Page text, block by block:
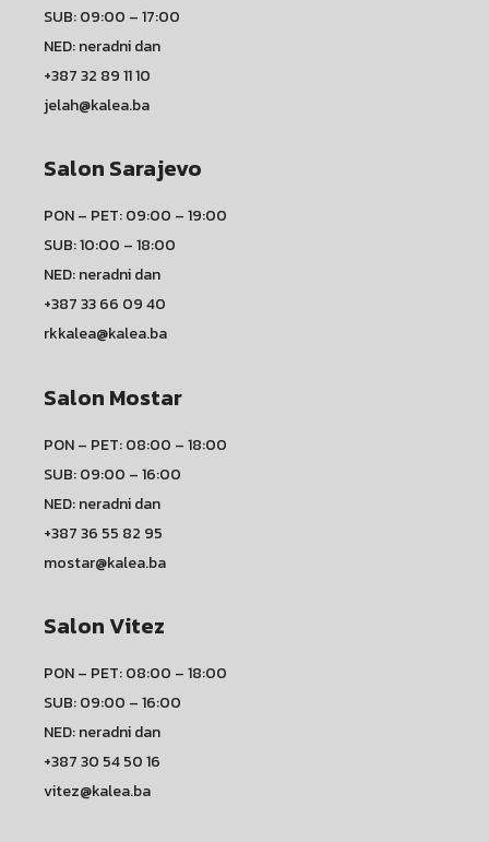
SUB: 09:00 – 17:00
NED: neradni dan
+387 32 89 11 10
jelah@kalea.ba
Salon Sarajevo
PON – PET: 09:00 – 19:00
SUB: 10:00 – 18:00
NED: neradni dan
+387 33 66 09 40
rkkalea@kalea.ba
Salon Mostar
PON – PET: 08:00 – 18:00
SUB: 09:00 – 16:00
NED: neradni dan
+387 36 55 82 95
mostar@kalea.ba
Salon Vitez
PON – PET: 08:00 – 18:00
SUB: 09:00 – 16:00
NED: neradni dan
+387 30 54 50 16
vitez@kalea.ba